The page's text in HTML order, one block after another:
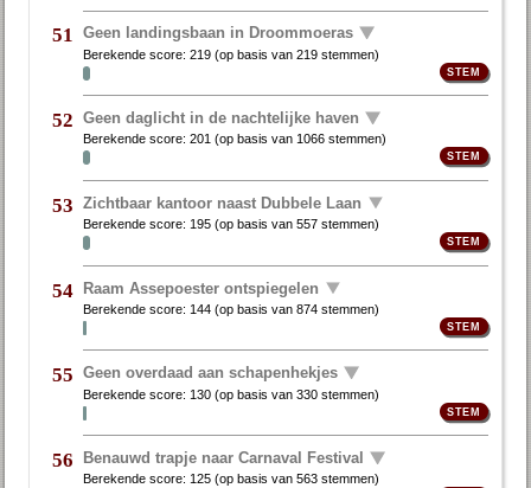
51 Geen landingsbaan in Droommoeras
Berekende score:219 (op basis van219 stemmen)
52 Geen daglicht in de nachtelijke haven
Berekende score:201 (op basis van1066 stemmen)
53 Zichtbaar kantoor naast Dubbele Laan
Berekende score: 195 (op basis van557 stemmen)
54 Raam Assepoester ontspiegelen
Berekende score: 144 (op basis van874 stemmen)
55 Geen overdaad aan schapenhekjes
Berekende score: 130 (op basis van330 stemmen)
56 Benauwd trapje naar Carnaval Festival
Berekende score: 125 (op basis van563 stemmen)